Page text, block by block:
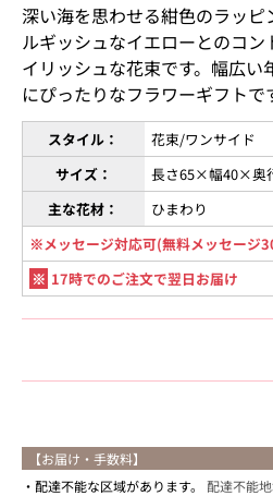
深い海を思わせる紺色のラッ
ルギッシュなイエローとのコ
イリッシュな花束です。幅広い
にぴったりなフラワーギフトで
スタイル：
花束/ワンサイド
サイズ：
長さ65×幅40×奥
主な花材：
ひまわり
※メッセージ対応可(無料メッセージ
※ 17時でのご注文で翌日お届け
【お届け・手数料】
配達不能な区域があります。 配達不能